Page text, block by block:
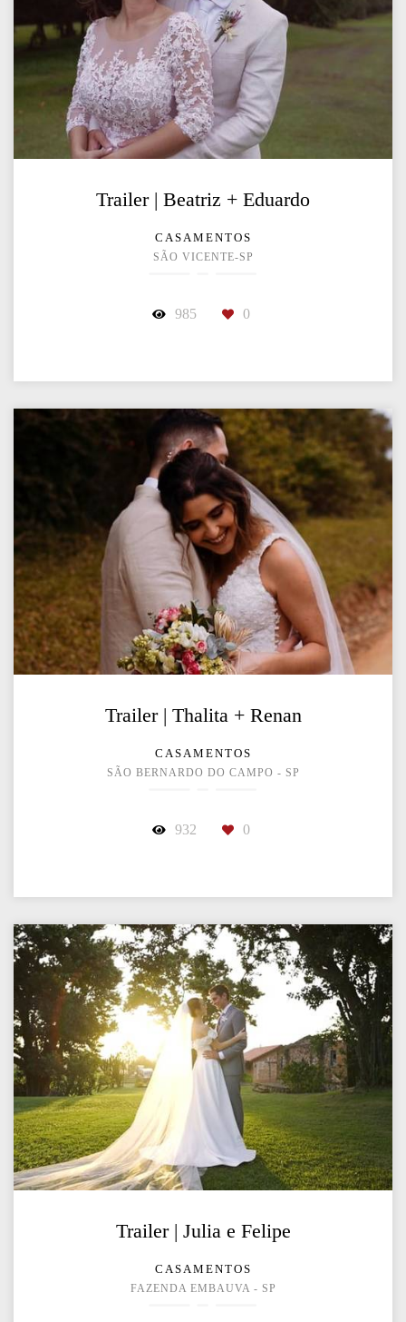
Trailer | Beatriz + Eduardo
CASAMENTOS
SÃO VICENTE-SP
985 0
Trailer | Thalita + Renan
CASAMENTOS
SÃO BERNARDO DO CAMPO - SP
932 0
Trailer | Julia e Felipe
CASAMENTOS
FAZENDA EMBAUVA - SP